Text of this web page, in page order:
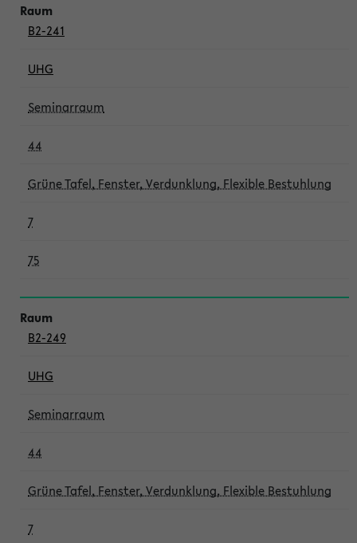
B2-241
UHG
Seminarraum
44
Grüne Tafel, Fenster, Verdunklung, Flexible Bestuhlung
7
75
B2-249
UHG
Seminarraum
44
Grüne Tafel, Fenster, Verdunklung, Flexible Bestuhlung
7